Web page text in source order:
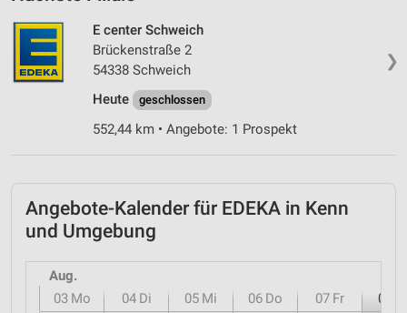
❯
E center Schweich
Brückenstraße 2
54338 Schweich
Heute
geschlossen
552,44 km • Angebote: 1 Prospekt
Angebote-Kalender für EDEKA in Kenn
und Umgebung
Aug.
03 Mo 04 Di 05 Mi 06 Do 07 Fr 08